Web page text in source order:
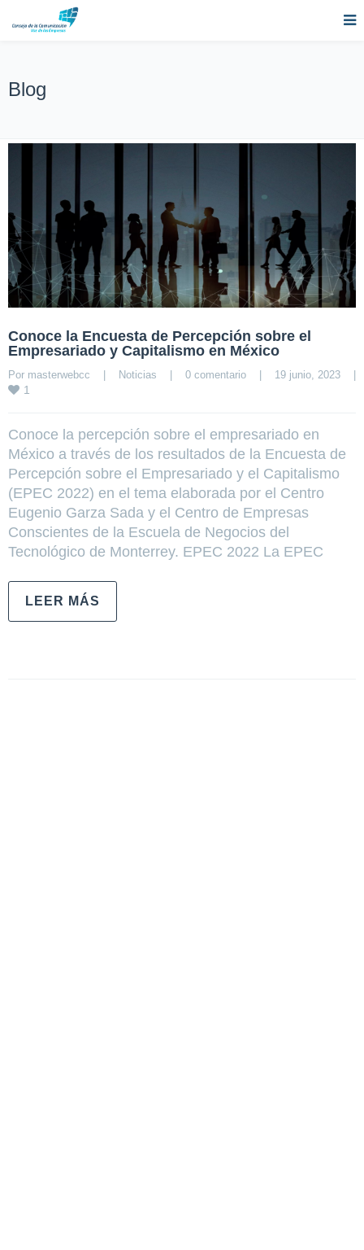
Blog
Conoce la Encuesta de Percepción sobre el
Empresariado y Capitalismo en México
Por masterwebcc | Noticias | 0 comentario | 19 junio, 2023 |
1
Conoce la percepción sobre el empresariado en
México a través de los resultados de la Encuesta de
Percepción sobre el Empresariado y el Capitalismo
(EPEC 2022) en el tema elaborada por el Centro
Eugenio Garza Sada y el Centro de Empresas
Conscientes de la Escuela de Negocios del
Tecnológico de Monterrey. EPEC 2022 La EPEC
LEER MÁS